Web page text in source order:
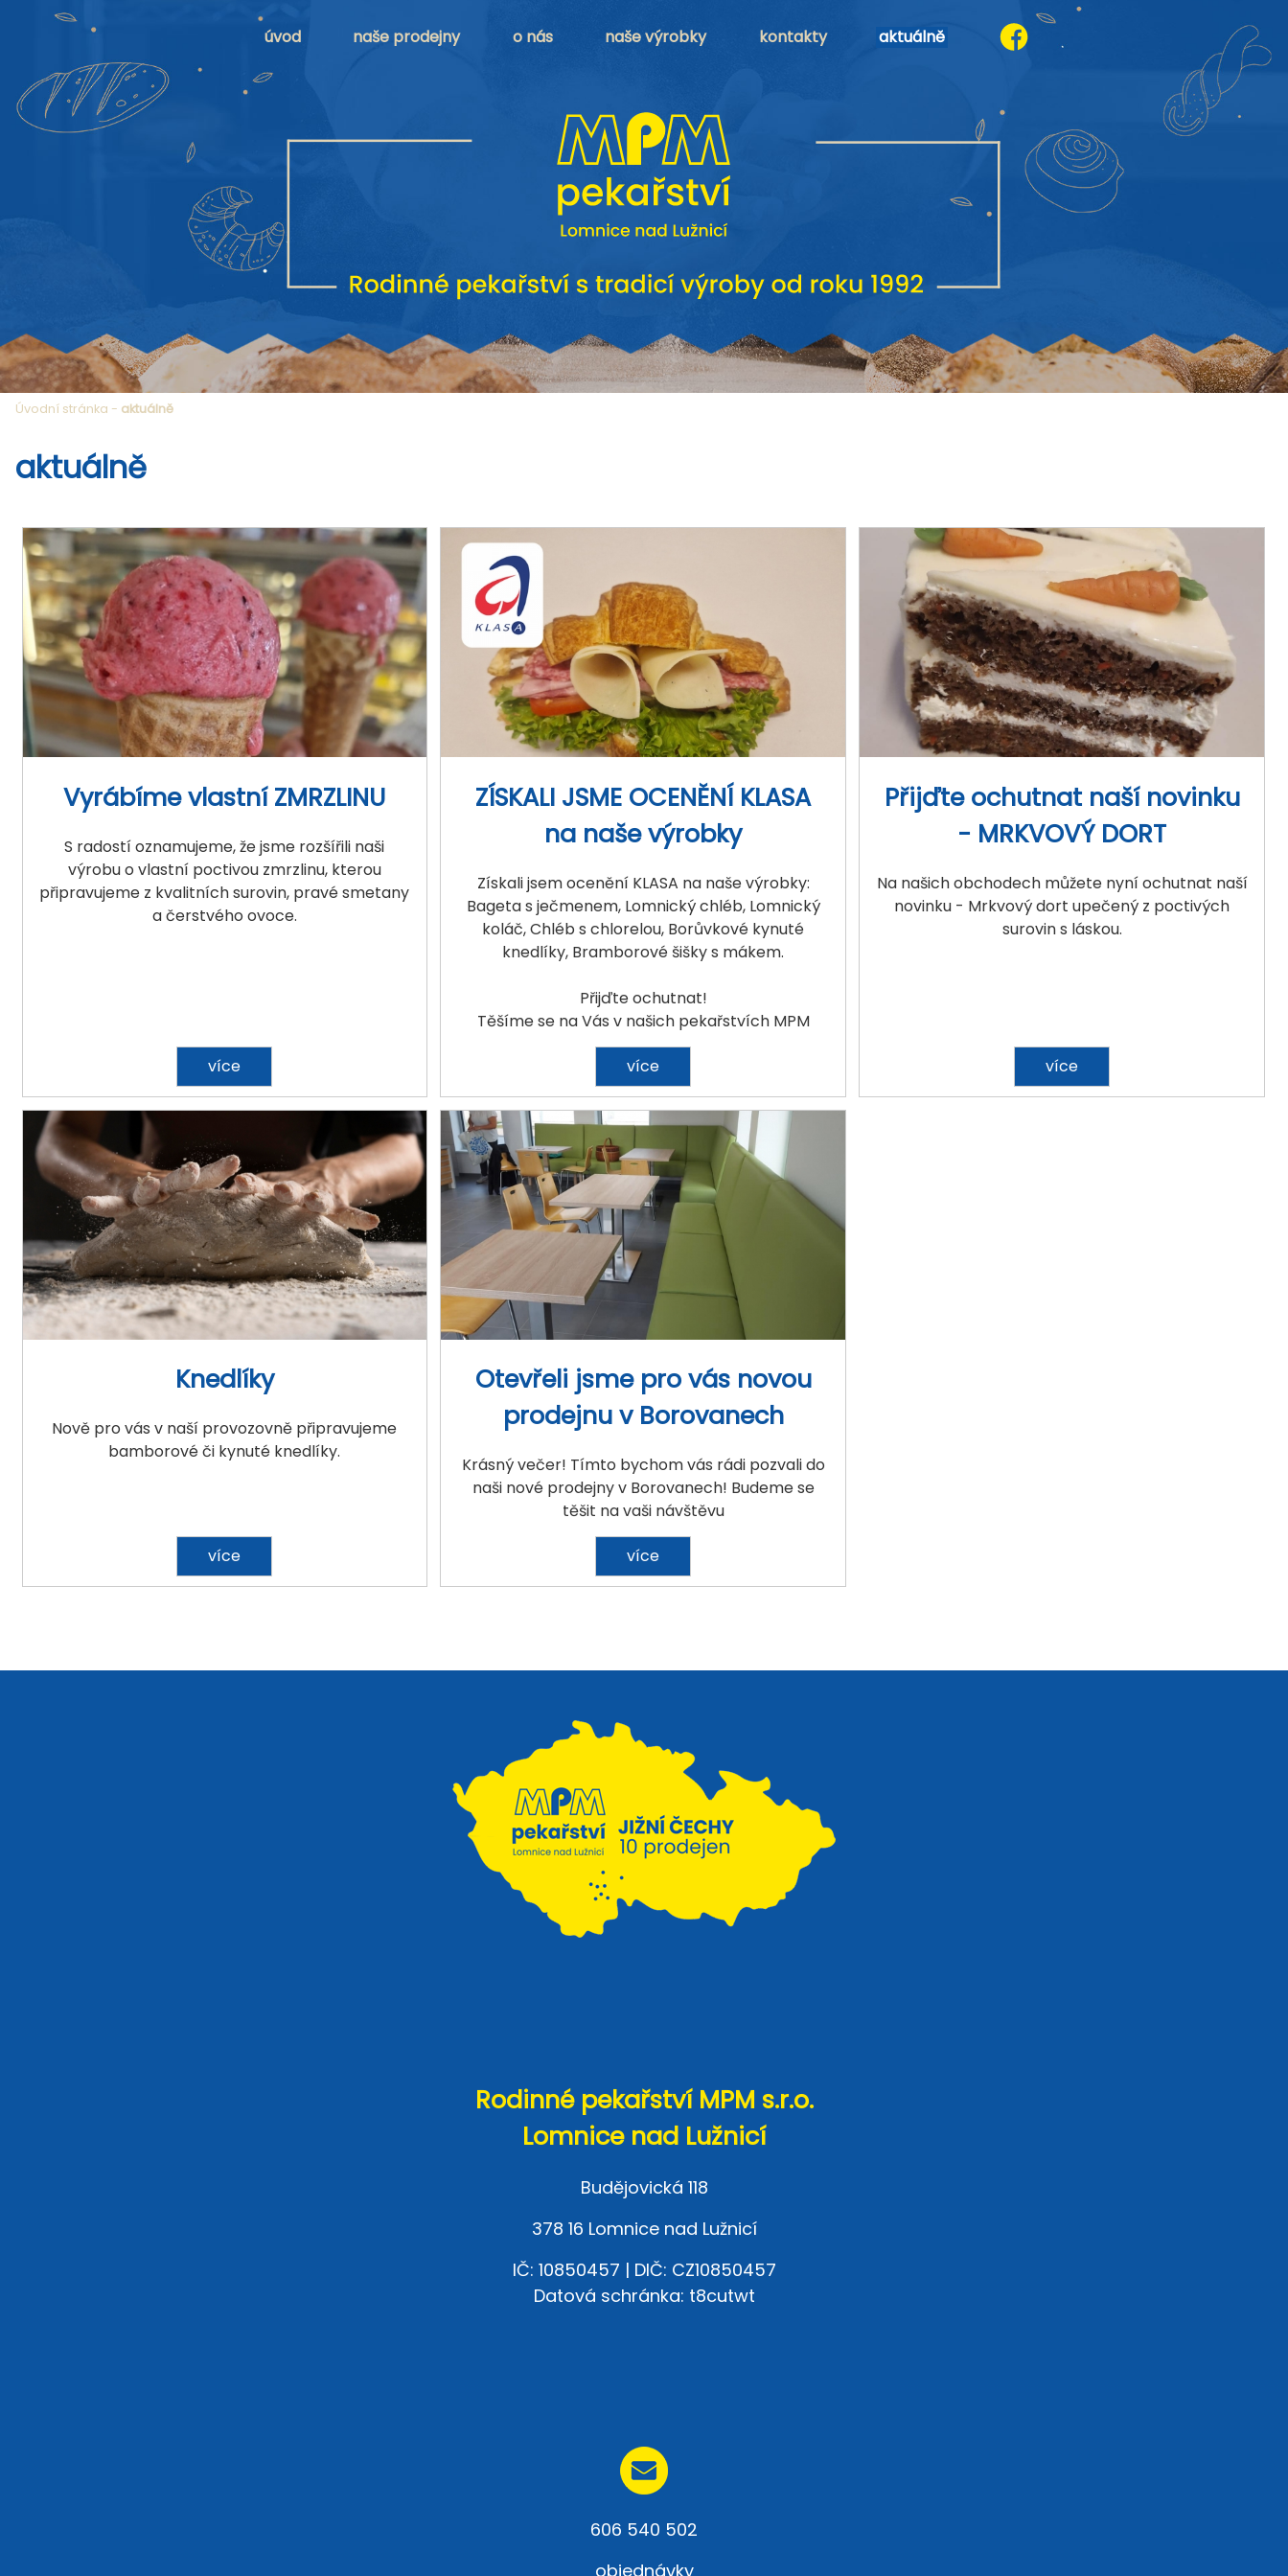
úvod naše prodejny o nás naše výrobky kontakty aktuálně
Úvodní stránka - aktuálně
aktuálně
Vyrábíme vlastní ZMRZLINU
S radostí oznamujeme, že jsme rozšířili naši
výrobu o vlastní poctivou zmrzlinu, kterou
připravujeme z kvalitních surovin, pravé smetany
a čerstvého ovoce.
více
ZÍSKALI JSME OCENĚNÍ KLASA
na naše výrobky
Získali jsem ocenění KLASA na naše výrobky:
Bageta s ječmenem, Lomnický chléb, Lomnický
koláč, Chléb s chlorelou, Borůvkové kynuté
knedlíky, Bramborové šišky s mákem.
Přijďte ochutnat!
Těšíme se na Vás v našich pekařstvích MPM
více
Přijďte ochutnat naší novinku
- MRKVOVÝ DORT
Na našich obchodech můžete nyní ochutnat naší
novinku - Mrkvový dort upečený z poctivých
surovin s láskou.
více
Knedlíky
Nově pro vás v naší provozovně připravujeme
bamborové či kynuté knedlíky.
více
Otevřeli jsme pro vás novou
prodejnu v Borovanech
Krásný večer! Tímto bychom vás rádi pozvali do
naši nové prodejny v Borovanech! Budeme se
těšit na vaši návštěvu
více
Rodinné pekařství MPM s.r.o.
Lomnice nad Lužnicí
Budějovická 118
378 16 Lomnice nad Lužnicí
IČ: 10850457 | DIČ: CZ10850457
Datová schránka: t8cutwt
606 540 502
objednávky